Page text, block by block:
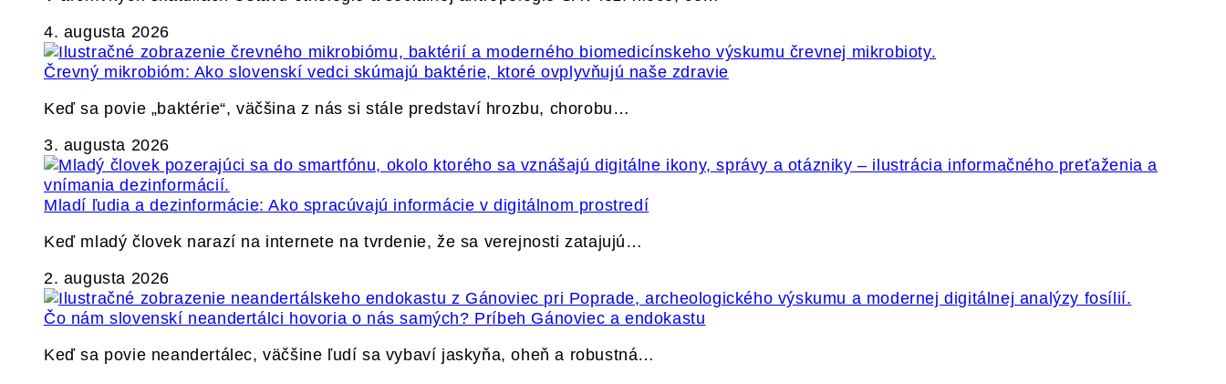
4. augusta 2026
Črevný mikrobióm: Ako slovenskí vedci skúmajú baktérie, ktoré ovplyvňujú naše zdravie
Keď sa povie „baktérie“, väčšina z nás si stále predstaví hrozbu, chorobu…
3. augusta 2026
Mladí ľudia a dezinformácie: Ako spracúvajú informácie v digitálnom prostredí
Keď mladý človek narazí na internete na tvrdenie, že sa verejnosti zatajujú…
2. augusta 2026
Čo nám slovenskí neandertálci hovoria o nás samých? Príbeh Gánoviec a endokastu
Keď sa povie neandertálec, väčšine ľudí sa vybaví jaskyňa, oheň a robustná…